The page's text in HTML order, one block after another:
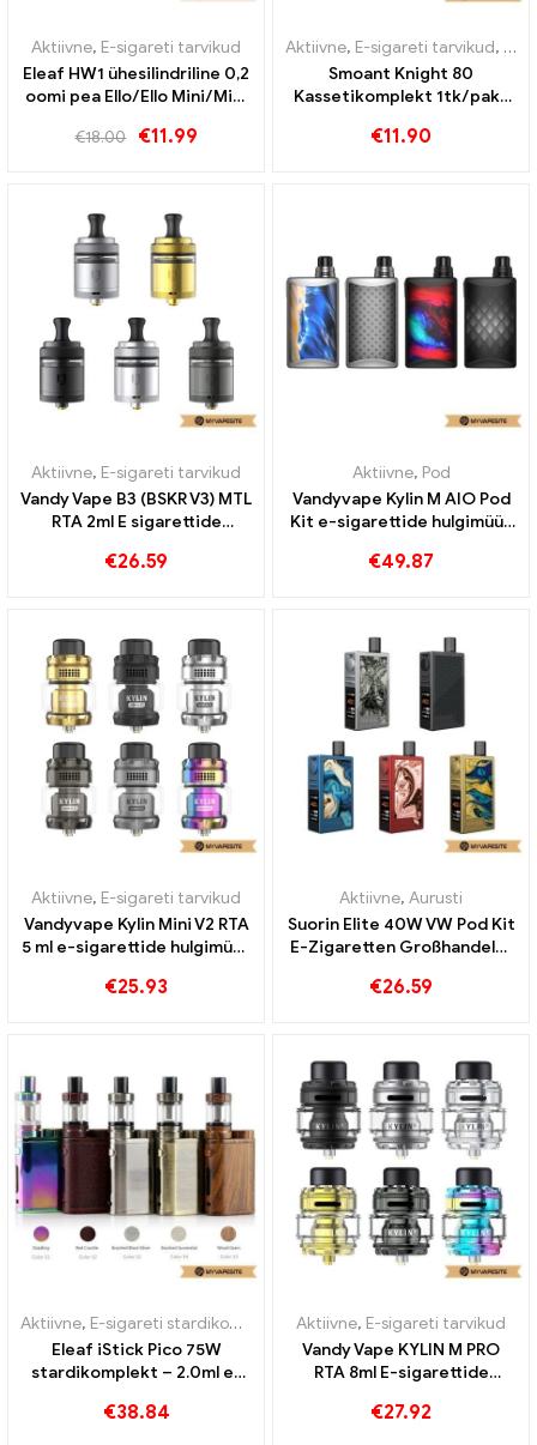
Aktiivne, E-sigareti tarvikud
Eleaf HW1 ühesilindriline 0,2
oomi pea Ello/Ello Mini/Mini
sigarettide hulgimüük丨
€18.00 €11.99
Aktiivne, E-sigareti tarvikud,
Smoant Knight 80
Kassetikomplekt 1tk/pakk
Kohandatud
€11.90
Aktiivne, E-sigareti tarvikud
Vandy Vape B3 (BSKR V3) MTL
RTA 2ml E sigarettide
€26.59
Aktiivne, Pod
Vandyvape Kylin M AIO Pod
Kit e-sigarettide hulgimüük
€49.87
Aktiivne, E-sigareti tarvikud
Vandyvape Kylin Mini V2 RTA
5 ml e-sigarettide hulgimüük
€25.93
Aktiivne, Aurusti
Suorin Elite 40W VW Pod Kit
E-Zigaretten Großhandel丨
€26.59
Aktiivne, E-sigareti stardikomplekt
Eleaf iStick Pico 75W
stardikomplekt – 2.0ml e-
Kohandatud
€38.84
Aktiivne, E-sigareti tarvikud
Vandy Vape KYLIN M PRO
RTA 8ml E-sigarettide
€27.92